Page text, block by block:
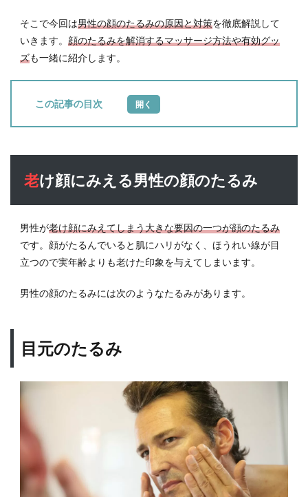
そこで今回は男性の顔のたるみの原因と対策を徹底解説して
いきます。 顔のたるみを解消するマッサージ方法や有効グッ
ズも一緒に紹介します。
目次
る男
性の
顔の
み
1.1
るみ
たる
ンの
たる
み
老け顔にみえる男性の顔のたるみ
男性が老け顔にみえてしまう大きな要因の一つが顔のたるみ
です。顔がたるんでいると肌にハリがなく、ほうれい線が目
立つので実年齢よりも老けた印象を与えてしまいます。
男性の顔のたるみには次のようなたるみがあります。
目元のたるみ